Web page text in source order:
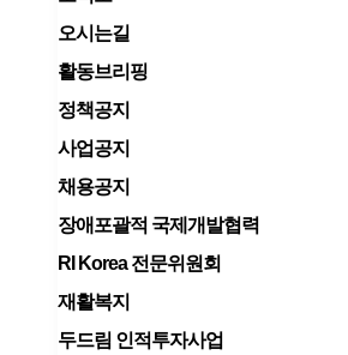
오시는길
활동브리핑
정책공지
사업공지
채용공지
장애포괄적 국제개발협력
RI Korea 전문위원회
재활복지
두드림 인적투자사업